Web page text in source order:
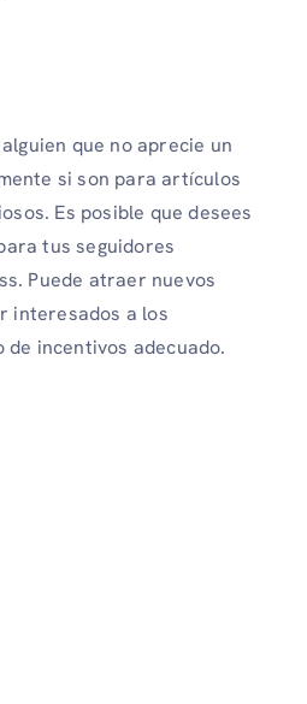
que no aprecie un
si son para artículos
Es posible que desees
tus seguidores
Puede atraer nuevos
interesados ​​a los
incentivos adecuado.